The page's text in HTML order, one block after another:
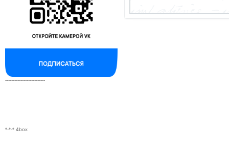
--------------------------
*-*-* 4box